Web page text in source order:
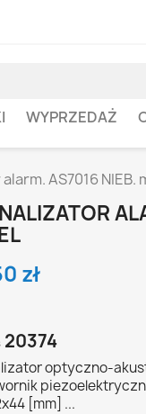
WYPRZEDAŻ
AS7016 NIEB.
zł
20374
optyczno-
[mm] ...